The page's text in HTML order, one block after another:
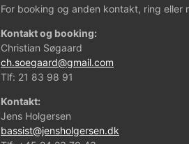
For booking og anden kontakt, ring eller
Kontakt og booking:
Christian Søgaard
ch.soegaard@gmail.com
Tlf: 21 83 98 91
Kontakt:
Jens Holgersen
bassist@jensholgersen.dk